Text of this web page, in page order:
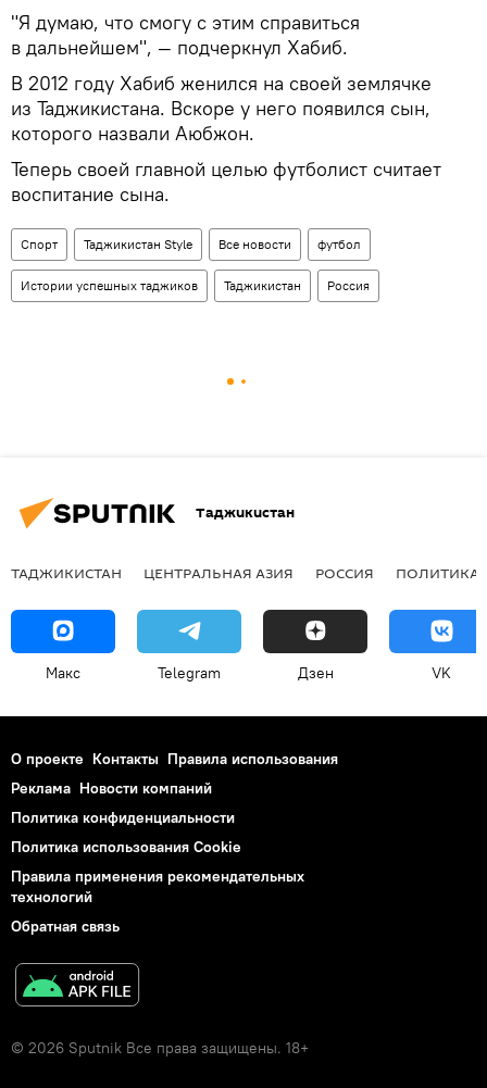
"Я думаю, что смогу с этим справиться
в дальнейшем", — подчеркнул Хабиб.
В 2012 году Хабиб женился на своей землячке
из Таджикистана. Вскоре у него появился сын,
которого назвали Аюбжон.
Теперь своей главной целью футболист считает
воспитание сына.
Спорт Таджикистан Style Все новости футбол
Истории успешных таджиков Таджикистан Россия
Таджикистан
ТАДЖИКИСТАН ЦЕНТРАЛЬНАЯ АЗИЯ РОССИЯ ПОЛИТИКА
Макс Telegram Дзен VK
О проекте Контакты Правила использования
Реклама Новости компаний
Политика конфиденциальности
Политика использования Cookie
Правила применения рекомендательных
технологий
Обратная связь
© 2026 Sputnik Все права защищены. 18+